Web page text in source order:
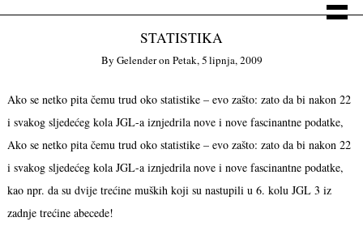
STATISTIKA
By Gelenderon Petak, 5 lipnja, 2009
Ako se netko pita čemu trud oko statistike – evo zašto: zato da bi nakon 22
i svakog sljedećeg kola JGL-a iznjedrila nove i nove fascinantne podatke,
Ako se netko pita čemu trud oko statistike – evo zašto: zato da bi nakon 22
i svakog sljedećeg kola JGL-a iznjedrila nove i nove fascinantne podatke,
kao npr. da su dvije trećine muških koji su nastupili u 6. kolu JGL 3 iz
zadnje trećine abecede!